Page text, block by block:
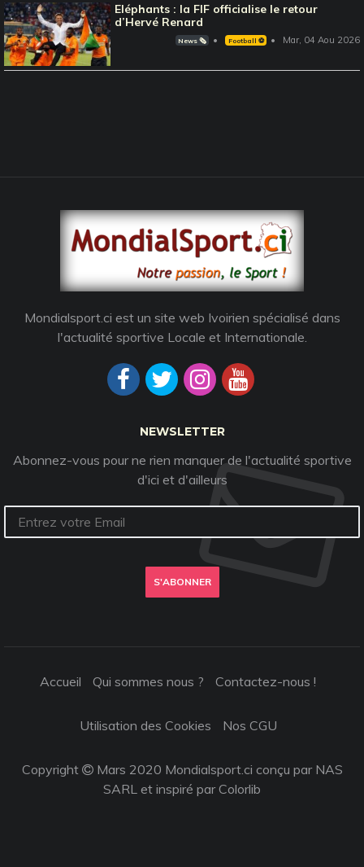
Eléphants : la FIF officialise le retour
d’Hervé Renard
News 🗞️ Football ⚽️ Mar, 04 Aou 2026
Mondialsport.ci est un site web Ivoirien spécialisé dans
l'actualité sportive Locale et Internationale.
NEWSLETTER
Abonnez-vous pour ne rien manquer de l'actualité sportive
d'ici et d'ailleurs
S'ABONNER
Accueil Qui sommes nous ? Contactez-nous !
Utilisation des Cookies Nos CGU
Copyright
Mars 2020 Mondialsport.ci conçu par NAS
SARL et inspiré parColorlib